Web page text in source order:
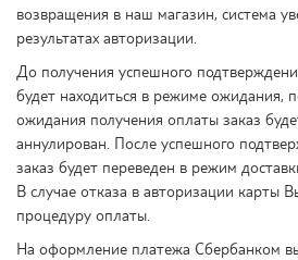
возвращения в наш магазин, система
результатах авторизации.
До получения успешного
будет находиться в режиме ожидания,
ожидания получения оплаты заказ
аннулирован. После успешного
заказ будет переведен в режим
В случае отказа в авторизации карты
процедуру оплаты.
На оформление платежа Сбербанком